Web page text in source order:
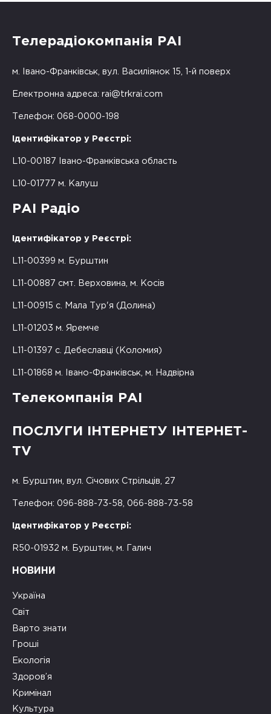
Телерадіокомпанія РАІ
м. Івано-Франківськ, вул. Василіянок 15, 1-й поверх
Електронна адреса: rai@trkrai.com
Телефон: 068-0000-198
Ідентифікатор у Реєстрі:
L10-00187 Івано-Франківська область
L10-01777 м. Калуш
РАІ Радіо
Ідентифікатор у Реєстрі:
L11-00399 м. Бурштин
L11-00887 смт. Верховина, м. Косів
L11-00915 с. Мала Тур'я (Долина)
L11-01203 м. Яремче
L11-01397 с. Дебеславці (Коломия)
L11-01868 м. Івано-Франківськ, м. Надвірна
Телекомпанія РАІ
ПОСЛУГИ ІНТЕРНЕТУ ІНТЕРНЕТ-
TV
м. Бурштин, вул. Січових Стрільців, 27
Телефон: 096-888-73-58, 066-888-73-58
Ідентифікатор у Реєстрі:
R50-01932 м. Бурштин, м. Галич
НОВИНИ
Україна
Світ
Варто знати
Гроші
Екологія
Здоров’я
Кримінал
Культура